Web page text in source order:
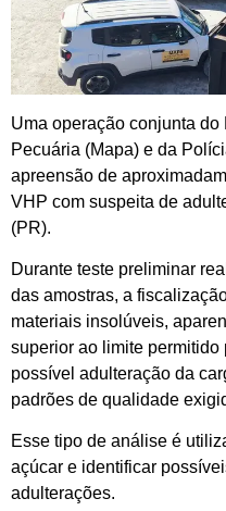
Uma operação conjunta
Pecuária (Mapa) e da
apreensão de
VHP com suspeita de
(PR).
Durante teste preliminar
das amostras, a
materiais insolúveis,
superior ao limite
possível adulteração da
padrões de qualidade
Esse tipo de análise é
açúcar e identificar
adulterações.